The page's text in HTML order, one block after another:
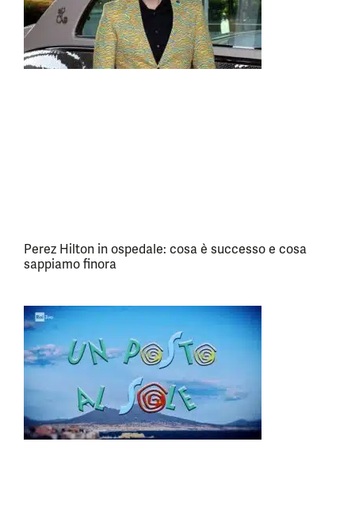
Perez Hilton in ospedale: cosa è successo e cosa
sappiamo finora